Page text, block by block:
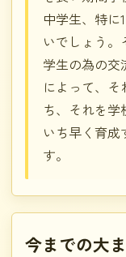
中学生、特に
いでしょう
学生の為の交
によって、
ち、それを学
いち早く育成
す。
今までの大